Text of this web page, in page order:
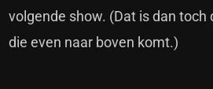
volgende show. (Dat is dan toch
die even naar boven komt.)